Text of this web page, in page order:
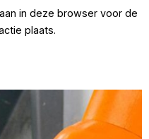
in deze browser voor de
plaats.